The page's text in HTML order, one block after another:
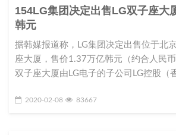
154LG集团决定出售LG双子座大
韩元
据韩媒报道称，LG集团决定出售位于北
座大厦，售价1.37万亿韩元（约合人民
双子座大厦由LG电子的子公司LG控股（
2020-02-08 83667